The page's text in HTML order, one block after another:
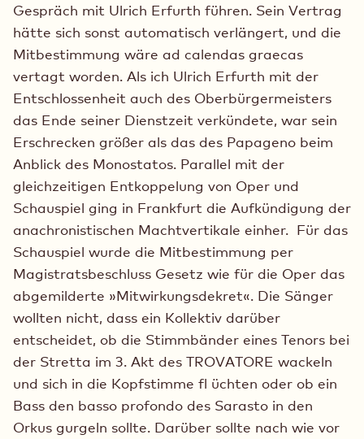
Gespräch mit Ulrich Erfurth führen. Sein Vertrag
hätte sich sonst automatisch verlängert, und die
Mitbestimmung wäre ad calendas graecas
vertagt worden. Als ich Ulrich Erfurth mit der
Entschlossenheit auch des Oberbürgermeisters
das Ende seiner Dienstzeit verkündete, war sein
Erschrecken größer als das des Papageno beim
Anblick des Monostatos. Parallel mit der
gleichzeitigen Entkoppelung von Oper und
Schauspiel ging in Frankfurt die Aufkündigung der
anachronistischen Machtvertikale einher. Für das
Schauspiel wurde die Mitbestimmung per
Magistratsbeschluss Gesetz wie für die Oper das
abgemilderte »Mitwirkungsdekret«. Die Sänger
wollten nicht, dass ein Kollektiv darüber
entscheidet, ob die Stimmbänder eines Tenors bei
der Stretta im 3. Akt des TROVATORE wackeln
und sich in die Kopfstimme fl üchten oder ob ein
Bass den basso profondo des Sarasto in den
Orkus gurgeln sollte. Darüber sollte nach wie vor